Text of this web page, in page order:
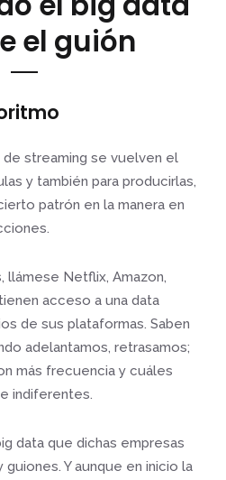
el guión
streaming se vuelven el
y también para producirlas,
patrón en la manera en
llámese Netflix, Amazon,
acceso a una data
de sus plataformas. Saben
adelantamos, retrasamos;
más frecuencia y cuáles
indiferentes.
data que dichas empresas
Y aunque en inicio la